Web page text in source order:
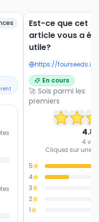
Est-ce que cet
article vous a
utile?
En cours
🚀 Sois parmi les
premiers
4.8
4
Cliquez sur une
5
4
3
2
1